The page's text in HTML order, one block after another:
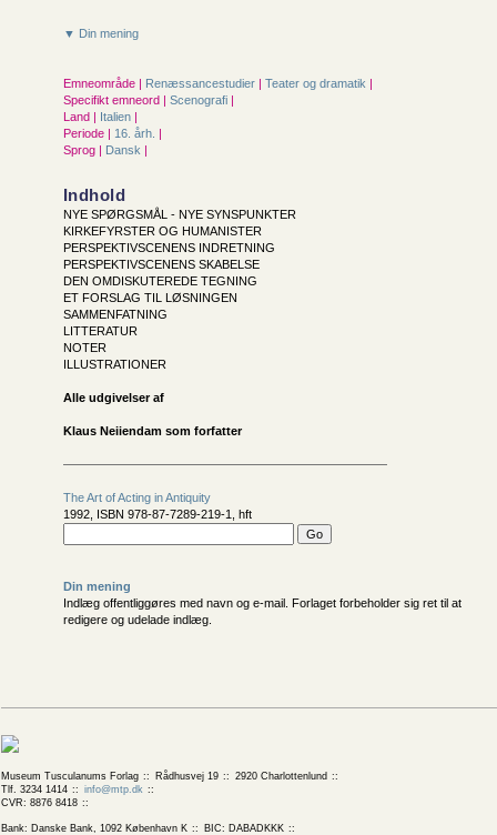
▼ Din mening
Emneområde | Renæssancestudier | Teater og dramatik |
Specifikt emneord | Scenografi |
Land | Italien |
Periode | 16. årh. |
Sprog | Dansk |
Indhold
NYE SPØRGSMÅL - NYE SYNSPUNKTER
KIRKEFYRSTER OG HUMANISTER
PERSPEKTIVSCENENS INDRETNING
PERSPEKTIVSCENENS SKABELSE
DEN OMDISKUTEREDE TEGNING
ET FORSLAG TIL LØSNINGEN
SAMMENFATNING
LITTERATUR
NOTER
ILLUSTRATIONER
Alle udgivelser af
Klaus Neiiendam som forfatter
The Art of Acting in Antiquity
1992, ISBN 978-87-7289-219-1, hft
Din mening
Indlæg offentliggøres med navn og e-mail. Forlaget forbeholder sig ret til at
redigere og udelade indlæg.
Museum Tusculanums Forlag Rådhusvej 19
2920 Charlottenlund
Tlf. 3234 1414
info@mtp.dk
CVR: 8876 8418
Bank: Danske Bank, 1092 København K
BIC: DABADKKK